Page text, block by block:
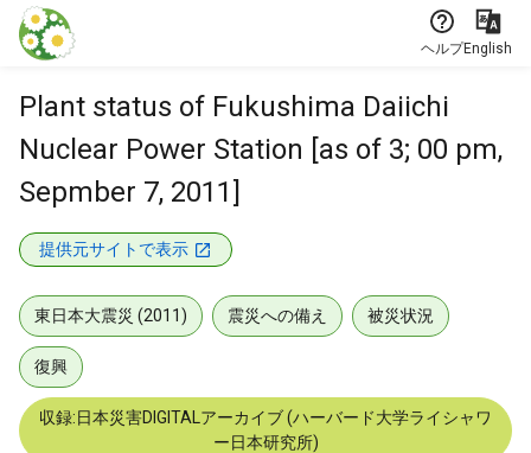
本文に飛ぶ
ヘルプEnglish
Plant status of Fukushima Daiichi
Nuclear Power Station [as of 3; 00 pm,
Sepmber 7, 2011]
提供元サイトで表示
東日本大震災 (2011) 震災への備え 被災状況
復興
収録:日本災害DIGITALアーカイブ (ハーバード大学ライシャワ
ー日本研究所)